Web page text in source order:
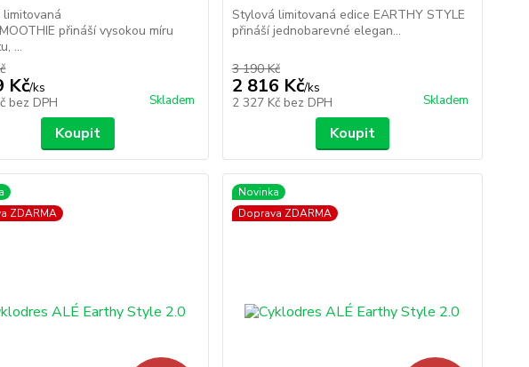
přináší vysokou míru
...
Kč/ks
bez DPH Skladem
Koupit
Stylová limitovaná edice EARTHY STYLE
přináší jednobarevné elegan...
3 190 Kč
2 816 Kč/ks
2 327 Kč bez DPH Skladem
Koupit
ZDARMA
Novinka
Doprava ZDARMA